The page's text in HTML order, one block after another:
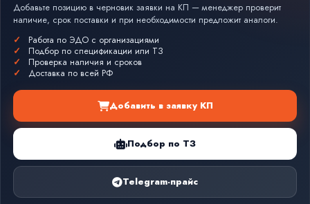
Добавьте позицию в черновик заявки на КП — менеджер проверит
наличие, срок поставки и при необходимости предложит аналоги.
Работа по ЭДО с организациями
Подбор по спецификации или ТЗ
Проверка наличия и сроков
Доставка по всей РФ
Добавить в заявку КП
Подбор по ТЗ
Telegram-прайс